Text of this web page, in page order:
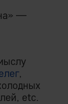
—
,
etc.